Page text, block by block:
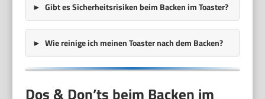
Gibt es Sicherheitsrisiken beim Backen im Toaster?
Wie reinige ich meinen Toaster nach dem Backen?
Dos & Don’ts beim Backen im